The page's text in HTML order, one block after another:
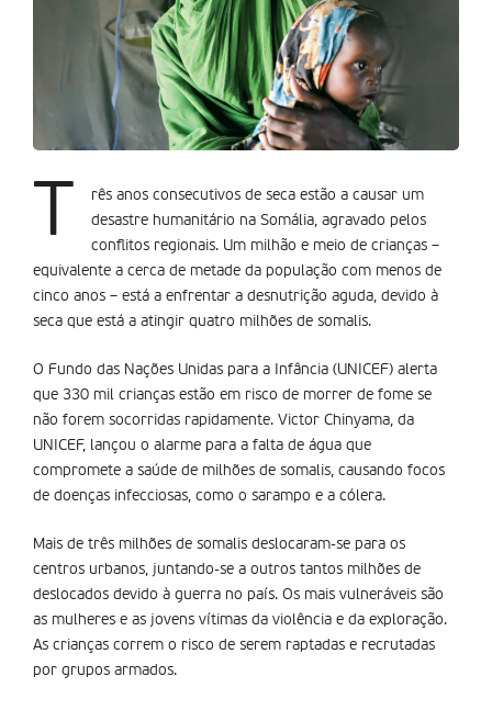
T
rês anos consecutivos de seca estão a causar um
desastre humanitário na Somália, agravado pelos
conflitos regionais. Um milhão e meio de crianças –
equivalente a cerca de metade da população com menos de
cinco anos – está a enfrentar a desnutrição aguda, devido à
seca que está a atingir quatro milhões de somalis.
O Fundo das Nações Unidas para a Infância (UNICEF) alerta
que 330 mil crianças estão em risco de morrer de fome se
não forem socorridas rapidamente. Victor Chinyama, da
UNICEF, lançou o alarme para a falta de água que
compromete a saúde de milhões de somalis, causando focos
de doenças infecciosas, como o sarampo e a cólera.
Mais de três milhões de somalis deslocaram-se para os
centros urbanos, juntando-se a outros tantos milhões de
deslocados devido à guerra no país. Os mais vulneráveis são
as mulheres e as jovens vítimas da violência e da exploração.
As crianças correm o risco de serem raptadas e recrutadas
por grupos armados.